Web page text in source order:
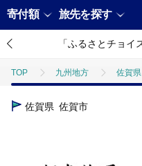
寄付額 旅先を探す
「ふるさとチョ
TOP 九州地方 佐賀県
TOP
佐賀県 佐賀市